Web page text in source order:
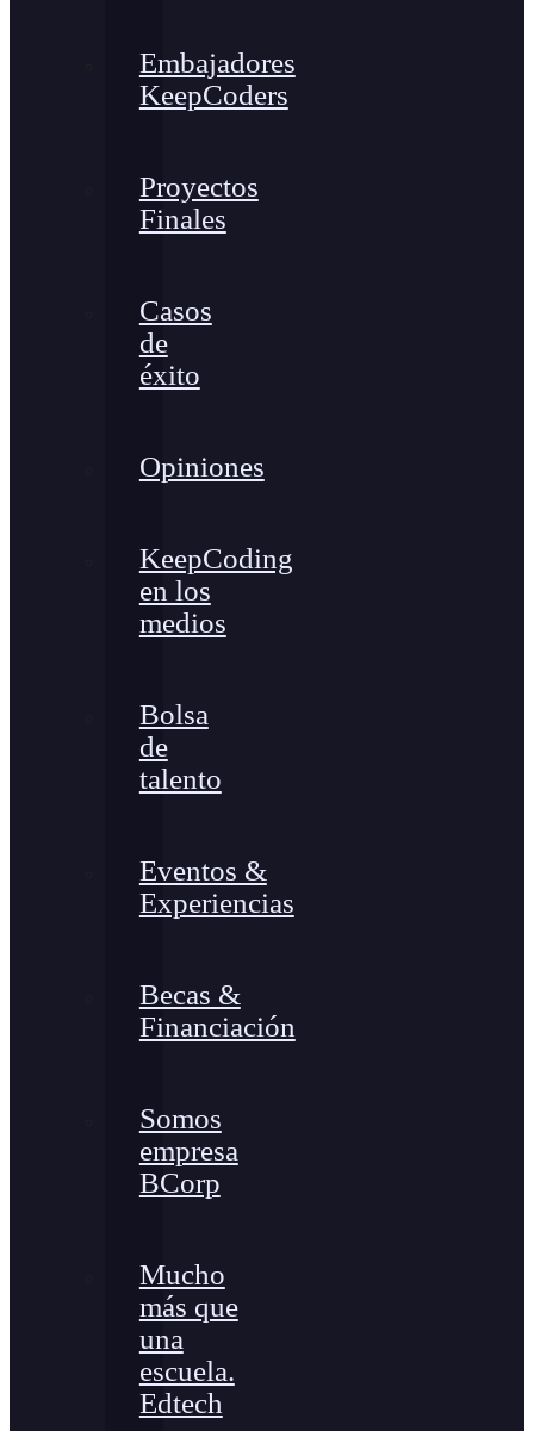
Embajadores
KeepCoders
Proyectos
Finales
Casos
de
éxito
Opiniones
KeepCoding
en los
medios
Bolsa
de
talento
Eventos &
Experiencias
Becas &
Financiación
Somos
empresa
BCorp
Mucho
más que
una
escuela.
Edtech